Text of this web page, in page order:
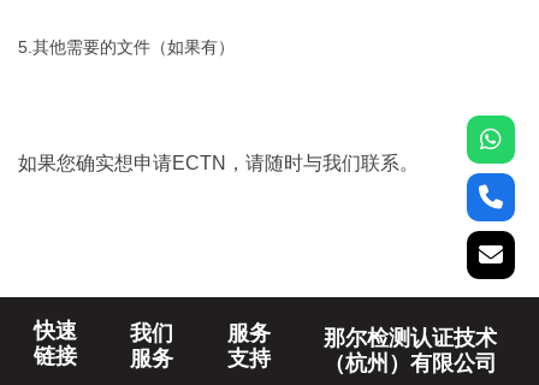
5.其他需要的文件（如果有）
如果您确实想申请ECTN，请随时与我们联系。
快速
链接
我们
服务
服务
支持
那尔检测认证技术
（杭州）有限公司